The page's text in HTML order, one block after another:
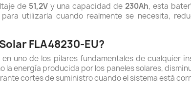
de 51,2Vy una capacidad de 230Ah, esta
utilizarla cuando realmente se necesita,
FLA48230-EU?
uno de los pilares fundamentales de cualquier
la energía producida por los paneles solares,
cortes de suministro cuando el sistema está